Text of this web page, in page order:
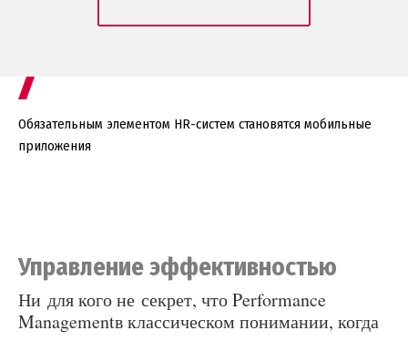
Обязательным элементом HR-систем становятся мобильные
приложения
Управление эффективностью
Ни для кого не секрет, что Performance
Managementв классическом понимании, когда